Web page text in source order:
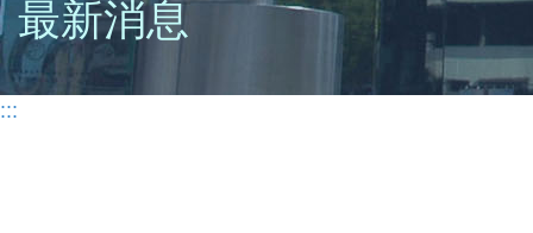
最新消息
:::